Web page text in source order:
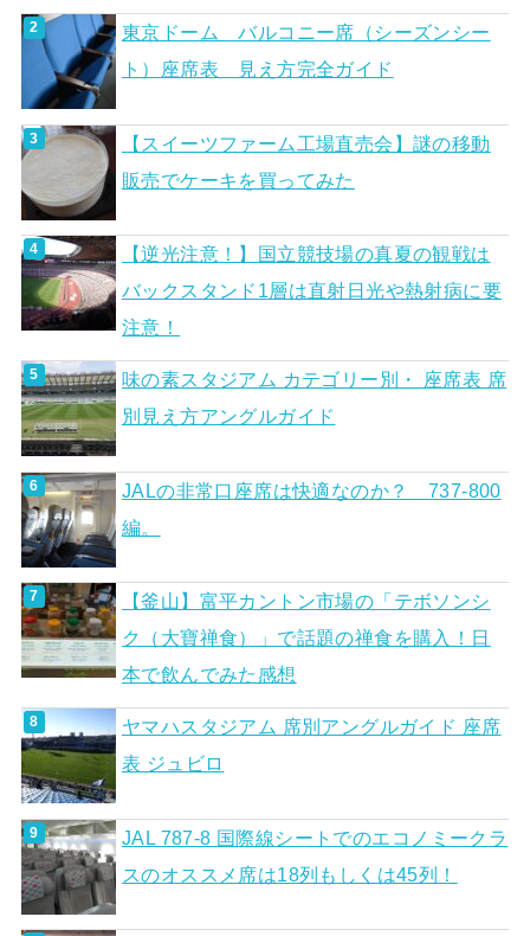
東京ドーム バルコニー席（シーズンシー
ト）座席表 見え方完全ガイド
【スイーツファーム工場直売会】謎の移動
販売でケーキを買ってみた
【逆光注意！】国立競技場の真夏の観戦は
バックスタンド1層は直射日光や熱射病に要
注意！
味の素スタジアム カテゴリー別・ 座席表 席
別見え方アングルガイド
JALの非常口座席は快適なのか？ 737-800
編。
【釜山】富平カントン市場の「テボソンシ
ク（大寶禅食）」で話題の禅食を購入！日
本で飲んでみた感想
ヤマハスタジアム 席別アングルガイド 座席
表 ジュビロ
JAL 787-8 国際線シートでのエコノミークラ
スのオススメ席は18列もしくは45列！